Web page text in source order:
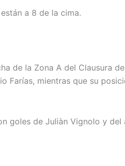
a 8 de la cima.
de la Zona A del Clausura
Farías, mientras que su
goles de Juliàn Vignolo y del